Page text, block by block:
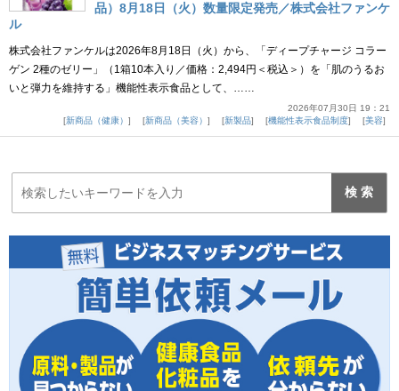
品）8月18日（火）数量限定発売／株式会社ファンケ
ル
株式会社ファンケルは2026年8月18日（火）から、「ディープチャージ コラー
ゲン 2種のゼリー」（1箱10本入り／価格：2,494円＜税込＞）を「肌のうるお
いと弾力を維持する」機能性表示食品として、……
2026年07月30日 19：21
新商品（健康）
新商品（美容） 新製品 機能性表示食品制度 美容